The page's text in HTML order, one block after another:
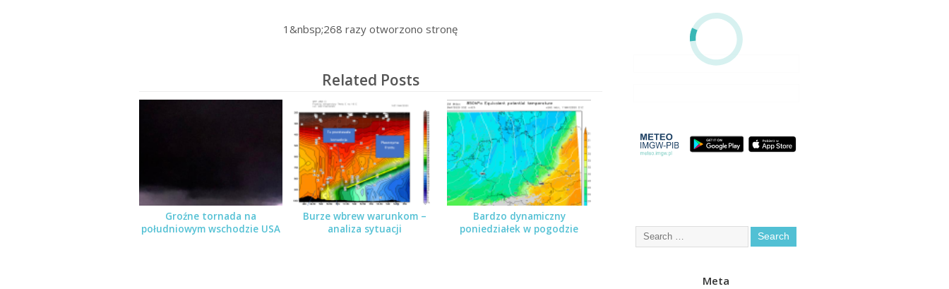
1&nbsp;268 razy otworzono stronę
Related Posts
Groźne tornada na
południowym wschodzie USA
Burze wbrew warunkom –
analiza sytuacji
Bardzo dynamiczny
poniedziałek w pogodzie
Meta